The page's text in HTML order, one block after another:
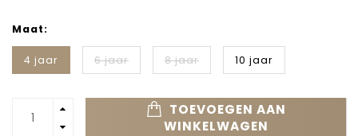
Maat:
4 jaar 6 jaar 8 jaar 10 jaar
TOEVOEGEN AAN
WINKELWAGEN